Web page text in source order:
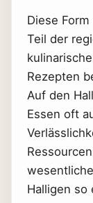
Diese
Teil der
Rezepten
Auf den
Essen oft
Halligen so